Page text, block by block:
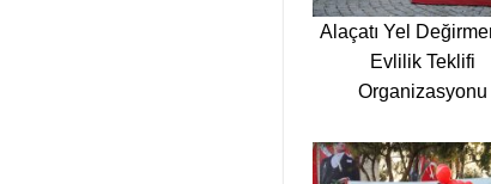
Alaçatı Yel
Evlilik Teklifi
Organizasyonu